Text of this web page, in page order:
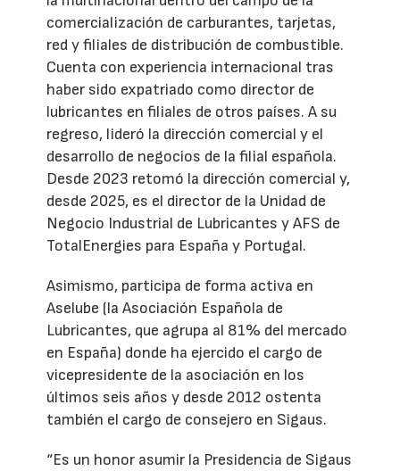
comercialización de carburantes, tarjetas,
red y filiales de distribución de combustible.
Cuenta con experiencia internacional tras
haber sido expatriado como director de
lubricantes en filiales de otros países. A su
regreso, lideró la dirección comercial y el
desarrollo de negocios de la filial española.
Desde 2023 retomó la dirección comercial y,
desde 2025, es el director de la Unidad de
Negocio Industrial de Lubricantes y AFS de
TotalEnergies para España y Portugal.
Asimismo, participa de forma activa en
Aselube (la Asociación Española de
Lubricantes, que agrupa al 81% del mercado
en España) donde ha ejercido el cargo de
vicepresidente de la asociación en los
últimos seis años y desde 2012 ostenta
también el cargo de consejero en Sigaus.
“Es un honor asumir la Presidencia de Sigaus